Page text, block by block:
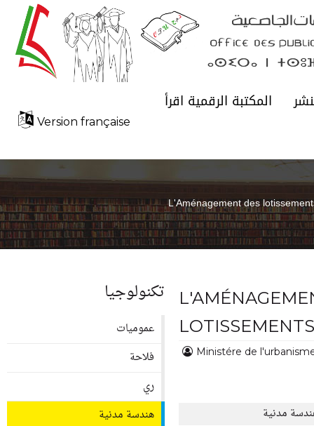
المكتبة الرقمية اقرأ
Version française
L'Aménagement des
LOTISSEMENTS
Ministére de
مدنية
تكنولوجيا
عموميات
فلاحة
ري
هندسة مدنية